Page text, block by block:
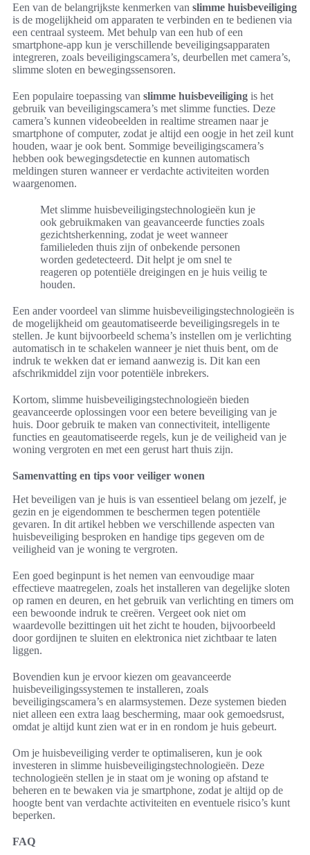
Een van de belangrijkste kenmerken van slimme huisbeveiliging
is de mogelijkheid om apparaten te verbinden en te bedienen via
een centraal systeem. Met behulp van een hub of een
smartphone-app kun je verschillende beveiligingsapparaten
integreren, zoals beveiligingscamera’s, deurbellen met camera’s,
slimme sloten en bewegingssensoren.
Een populaire toepassing van slimme huisbeveiliging is het
gebruik van beveiligingscamera’s met slimme functies. Deze
camera’s kunnen videobeelden in realtime streamen naar je
smartphone of computer, zodat je altijd een oogje in het zeil kunt
houden, waar je ook bent. Sommige beveiligingscamera’s
hebben ook bewegingsdetectie en kunnen automatisch
meldingen sturen wanneer er verdachte activiteiten worden
waargenomen.
Met slimme huisbeveiligingstechnologieën kun je
ook gebruikmaken van geavanceerde functies zoals
gezichtsherkenning, zodat je weet wanneer
familieleden thuis zijn of onbekende personen
worden gedetecteerd. Dit helpt je om snel te
reageren op potentiële dreigingen en je huis veilig te
houden.
Een ander voordeel van slimme huisbeveiligingstechnologieën is
de mogelijkheid om geautomatiseerde beveiligingsregels in te
stellen. Je kunt bijvoorbeeld schema’s instellen om je verlichting
automatisch in te schakelen wanneer je niet thuis bent, om de
indruk te wekken dat er iemand aanwezig is. Dit kan een
afschrikmiddel zijn voor potentiële inbrekers.
Kortom, slimme huisbeveiligingstechnologieën bieden
geavanceerde oplossingen voor een betere beveiliging van je
huis. Door gebruik te maken van connectiviteit, intelligente
functies en geautomatiseerde regels, kun je de veiligheid van je
woning vergroten en met een gerust hart thuis zijn.
Samenvatting en tips voor veiliger wonen
Het beveiligen van je huis is van essentieel belang om jezelf, je
gezin en je eigendommen te beschermen tegen potentiële
gevaren. In dit artikel hebben we verschillende aspecten van
huisbeveiliging besproken en handige tips gegeven om de
veiligheid van je woning te vergroten.
Een goed beginpunt is het nemen van eenvoudige maar
effectieve maatregelen, zoals het installeren van degelijke sloten
op ramen en deuren, en het gebruik van verlichting en timers om
een bewoonde indruk te creëren. Vergeet ook niet om
waardevolle bezittingen uit het zicht te houden, bijvoorbeeld
door gordijnen te sluiten en elektronica niet zichtbaar te laten
liggen.
Bovendien kun je ervoor kiezen om geavanceerde
huisbeveiligingssystemen te installeren, zoals
beveiligingscamera’s en alarmsystemen. Deze systemen bieden
niet alleen een extra laag bescherming, maar ook gemoedsrust,
omdat je altijd kunt zien wat er in en rondom je huis gebeurt.
Om je huisbeveiliging verder te optimaliseren, kun je ook
investeren in slimme huisbeveiligingstechnologieën. Deze
technologieën stellen je in staat om je woning op afstand te
beheren en te bewaken via je smartphone, zodat je altijd op de
hoogte bent van verdachte activiteiten en eventuele risico’s kunt
beperken.
FAQ